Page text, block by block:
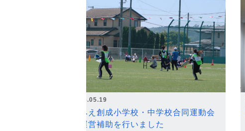
2026.05.19
なみえ創成小学校・中学校合同運動会
の運営補助を行いました